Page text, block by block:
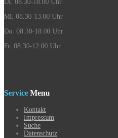
Di. 08.30-18.00 Uhr
Mi. 08.30-13.00 Uhr
Do. 08.30-18.00 Uhr
Fr. 08.30-12.00 Uhr
Service Menu
Kontakt
Impressum
Suche
Datenschutz